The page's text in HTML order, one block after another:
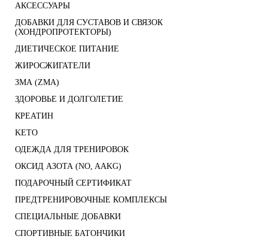
АКСЕССУАРЫ
ДОБАВКИ ДЛЯ СУСТАВОВ И СВЯЗОК
(ХОНДРОПРОТЕКТОРЫ)
ДИЕТИЧЕСКОЕ ПИТАНИЕ
ЖИРОСЖИГАТЕЛИ
ЗМА (ZMA)
ЗДОРОВЬЕ И ДОЛГОЛЕТИЕ
КРЕАТИН
KETO
ОДЕЖДА ДЛЯ ТРЕНИРОВОК
ОКСИД АЗОТА (NO, AAKG)
ПОДАРОЧНЫЙ СЕРТИФИКАТ
ПРЕДТРЕНИРОВОЧНЫЕ КОМПЛЕКСЫ
СПЕЦИАЛЬНЫЕ ДОБАВКИ
СПОРТИВНЫЕ БАТОНЧИКИ